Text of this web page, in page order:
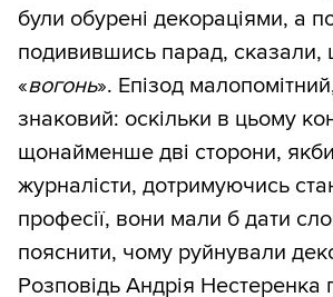
були обурені декораціями, а
подивившись парад, сказали,
«вогонь». Епізод
знаковий: оскільки в цьому
щонайменше дві сторони,
журналісти, дотримуючись
професії, вони мали б дати
пояснити, чому руйнували
Розповідь Андрія Нестеренка